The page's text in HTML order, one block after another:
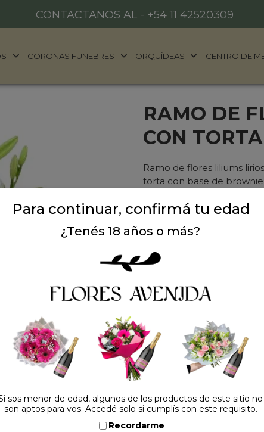
CONTACTANOS AL - +54 11 42520309
CORONAS FUNEBRES ORQUÍDEAS CENTRO DE
RAMO DE
CON
Ramo de flores liliums
torta con base de
HACELO
Para continuar, confirmá tu edad
¿Tenés 18 años o más?
sos menor de edad, algunos de los productos de este sitio no
son aptos para vos. Accedé solo si cumplís con este requisito.
Recordarme